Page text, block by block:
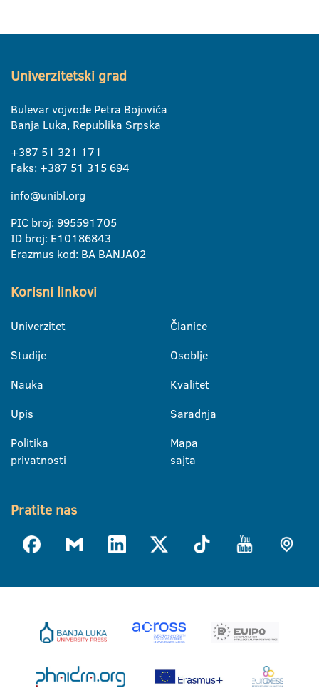
Univerzitetski grad
Bulevar vojvode Petra Bojovića
Banja Luka, Republika Srpska
+387 51 321 171
Faks: +387 51 315 694
info@unibl.org
PIC broj: 995591705
ID broj: E10186843
Erazmus kod: BA BANJA02
Korisni linkovi
Univerzitet
Studije
Nauka
Upis
Politika
privatnosti
Članice
Osoblje
Kvalitet
Saradnja
Mapa
sajta
Pratite nas